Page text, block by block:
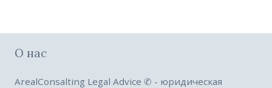
О нас
ArealConsalting Legal Advice ✆ - юридическая